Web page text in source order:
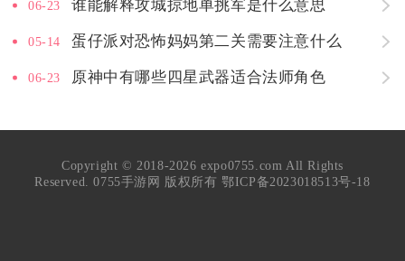
06-23 谁能解释攻城掠地单挑军是什么意思
05-14 蛋仔派对恐怖妈妈第二关需要注意什么
06-23 原神中有哪些四星武器适合法师角色
Copyright © 2018-2026 expo0755.com All Rights
Reserved. 0755手游网 版权所有鄂ICP备2023018513号-18